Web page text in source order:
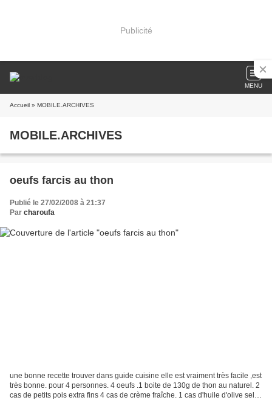
Publicité
MENU
Accueil » MOBILE.ARCHIVES
MOBILE.ARCHIVES
oeufs farcis au thon
Publié le 27/02/2008 à 21:37
Par charoufa
une bonne recette trouver dans guide cuisine elle est vraiment très facile ,est
très bonne. pour 4 personnes. 4 oeufs .1 boite de 130g de thon au naturel. 2
cas de petits pois extra fins 4 cas de crème fraîche. 1 cas d'huile d'olive sel ,